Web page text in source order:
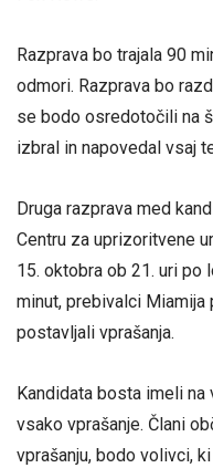
Razprava bo trajala 90
odmori. Razprava bo
se bodo osredotočili na
izbral in napovedal vsaj
Druga razprava med
Centru za uprizoritvene
15. oktobra ob 21. uri po
minut, prebivalci Miamija
postavljali vprašanja.
Kandidata bosta imeli
vsako vprašanje. Člani
vprašanju, bodo volivci,